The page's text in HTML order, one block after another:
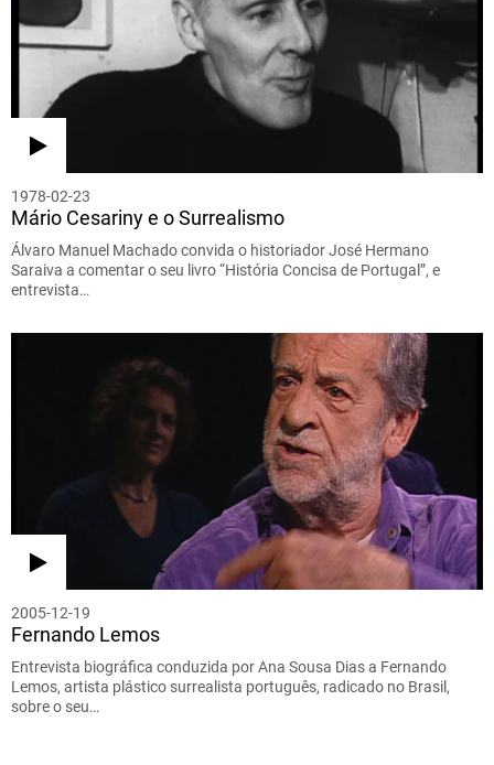
1978-02-23
Mário Cesariny e o Surrealismo
Álvaro Manuel Machado convida o historiador José Hermano
Saraiva a comentar o seu livro “História Concisa de Portugal”, e
entrevista…
2005-12-19
Fernando Lemos
Entrevista biográfica conduzida por Ana Sousa Dias a Fernando
Lemos, artista plástico surrealista português, radicado no Brasil,
sobre o seu…